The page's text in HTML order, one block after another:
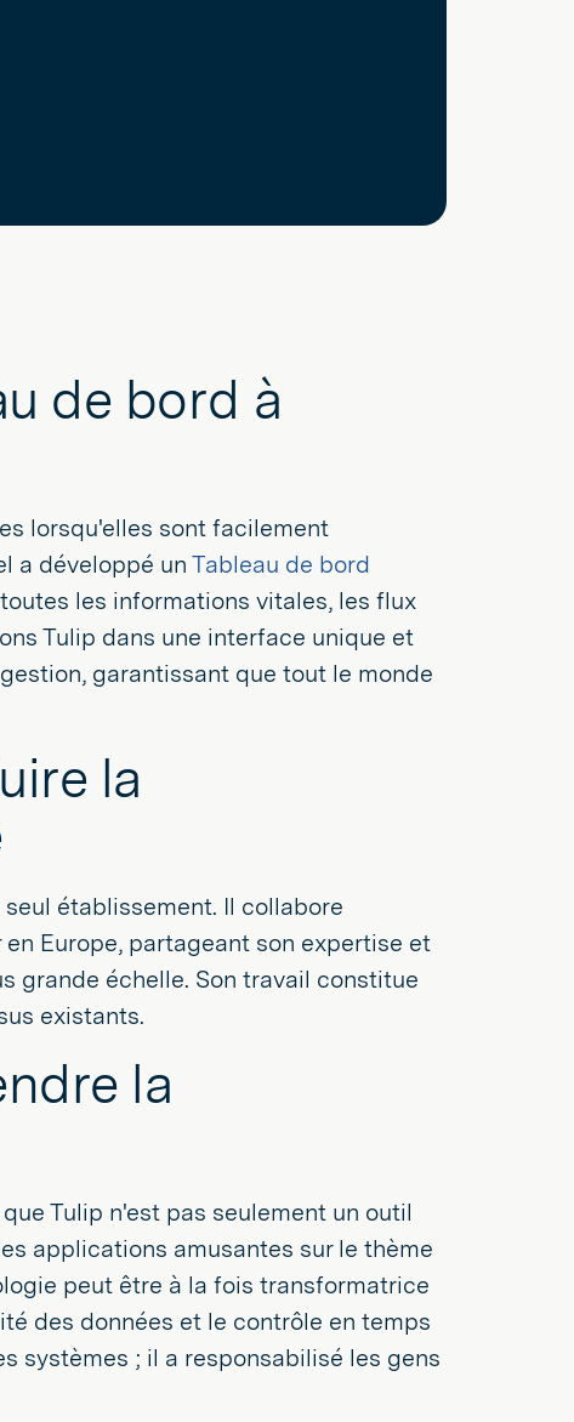
de bord à
lorsqu'elles sont facilement
a développé un Tableau de bord
les informations vitales, les flux
Tulip dans une interface unique et
garantissant que tout le monde
la
établissement. Il collabore
Europe, partageant son expertise et
grande échelle. Son travail constitue
existants.
la
Tulip n'est pas seulement un outil
applications amusantes sur le thème
peut être à la fois transformatrice
des données et le contrôle en temps
systèmes ; il a responsabilisé les gens